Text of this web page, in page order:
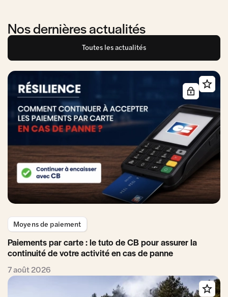
Nos dernières actualités
Toutes les actualités
Moyens de paiement
Paiements par carte : le tuto de CB pour assurer la
continuité de votre activité en cas de panne
7 août 2026